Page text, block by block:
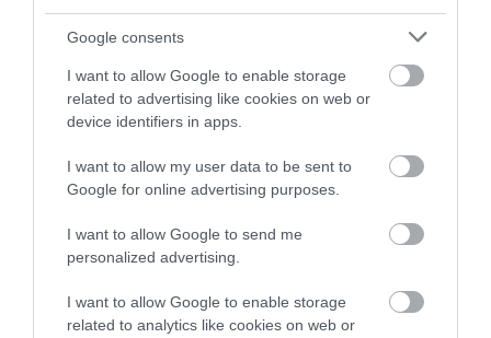
Google consents
I want to allow Google to enable storage
related to advertising like cookies on web or
device identifiers in apps.
I want to allow my user data to be sent to
Google for online advertising purposes.
I want to allow Google to send me
personalized advertising.
I want to allow Google to enable storage
related to analytics like cookies on web or
ajella konttorille hakemaan lappua, siinä
säästyy jo monta tuntia sekä työntekijöiden
että työnjohtajan aikaa.
– Sen jälkeen, kun työ on tehty, Finago
materiaalit, mitä tulee, kun käydään vaikka
kiinnikeliikkeestä ruuveja – sieltä tulee
ostolasku, joka kirjataan kyseiselle lähetteelle.
Eli tunnit ja materiaalit tulee aukottomasti
laskutukselle. Lähete saadaan muutettua